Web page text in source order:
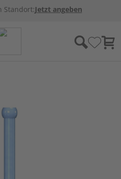
Standort:Jetzt angeben